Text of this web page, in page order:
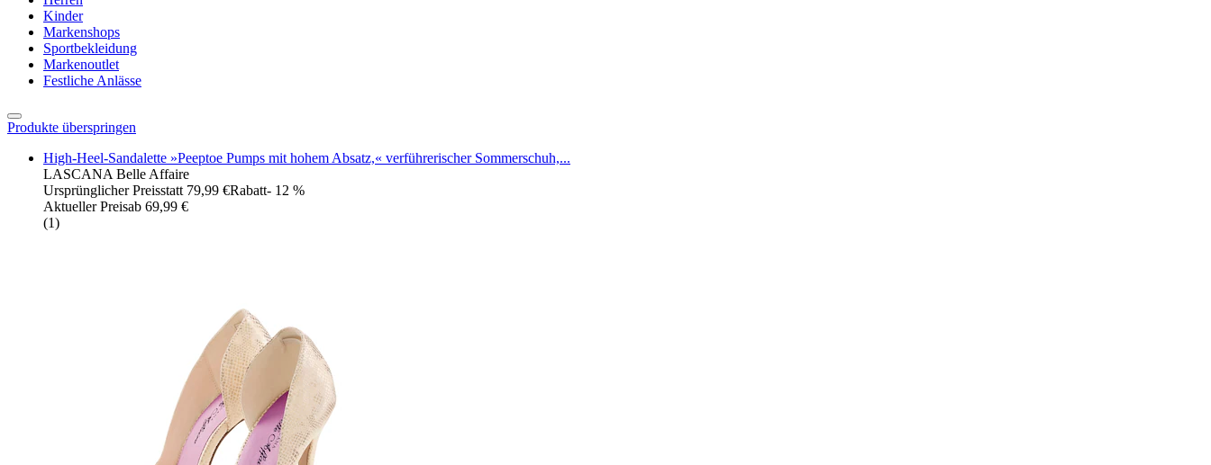
Kinder
Markenshops
Sportbekleidung
Markenoutlet
Festliche Anlässe
Produkte überspringen
High-Heel-Sandalette »Peeptoe Pumps mit hohem Absatz,« verführerischer Sommerschuh,...
LASCANA Belle Affaire
Ursprünglicher Preisstatt 79,99 €Rabatt- 12 %
Aktueller Preisab 69,99 €
(1)